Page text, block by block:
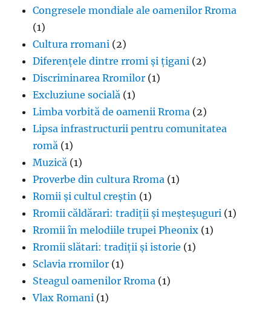
Congresele mondiale ale oamenilor Rroma
(1)
Cultura rromani (2)
Diferențele dintre rromi și țigani (2)
Discriminarea Rromilor (1)
Excluziune socială (1)
Limba vorbită de oamenii Rroma (2)
Lipsa infrastructurii pentru comunitatea
romă (1)
Muzică (1)
Proverbe din cultura Rroma (1)
Romii și cultul creștin (1)
Rromii căldărari: tradiții și meșteșuguri (1)
Rromii în melodiile trupei Pheonix (1)
Rromii slătari: tradiții și istorie (1)
Sclavia rromilor (1)
Steagul oamenilor Rroma (1)
Vlax Romani (1)